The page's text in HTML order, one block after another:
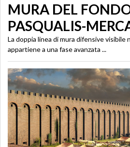
MURA DEL
PASQUALIS-
La doppia linea di mura difensive visibile
appartiene a una fase avanzata ...